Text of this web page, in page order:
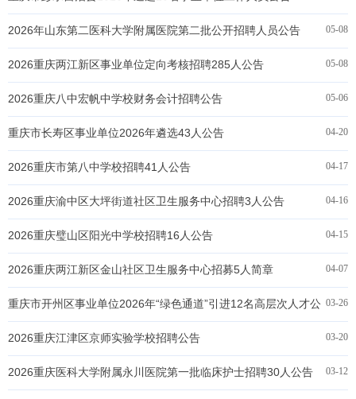
05-08
2026年山东第二医科大学附属医院第二批公开招聘人员公告
05-08
2026重庆两江新区事业单位定向考核招聘285人公告
05-06
2026重庆八中宏帆中学校财务会计招聘公告
04-20
重庆市长寿区事业单位2026年遴选43人公告
04-17
2026重庆市第八中学校招聘41人公告
04-16
2026重庆渝中区大坪街道社区卫生服务中心招聘3人公告
04-15
2026重庆璧山区阳光中学校招聘16人公告
04-07
2026重庆两江新区金山社区卫生服务中心招募5人简章
03-26
重庆市开州区事业单位2026年“绿色通道”引进12名高层次人才公
告
03-20
2026重庆江津区京师实验学校招聘公告
03-12
2026重庆医科大学附属永川医院第一批临床护士招聘30人公告